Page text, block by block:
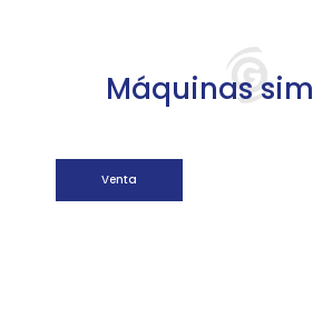
Máquinas
Venta